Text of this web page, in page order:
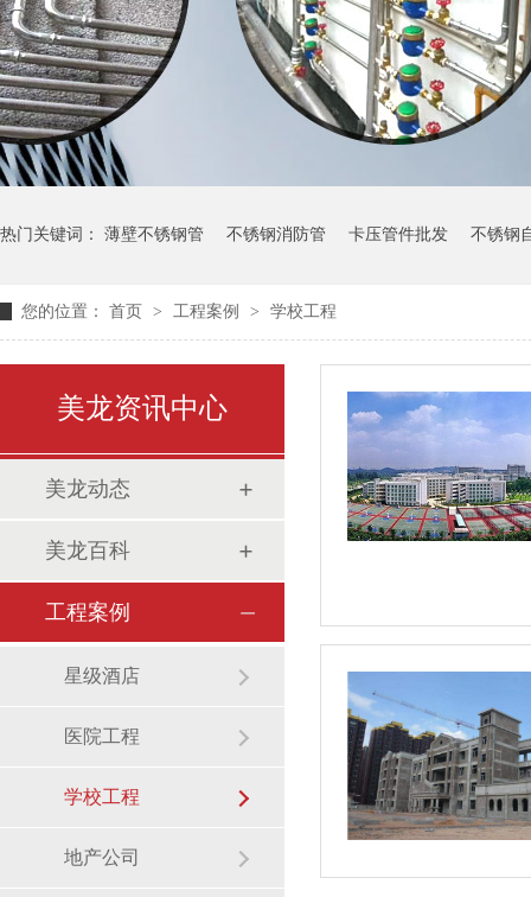
热门关键词： 薄壁不锈钢管 不锈钢消防管 卡压管件批发 不锈钢
您的位置： 首页 > 工程案例 > 学校工程
美龙资讯中心
美龙动态
美龙百科
工程案例
星级酒店
医院工程
学校工程
地产公司